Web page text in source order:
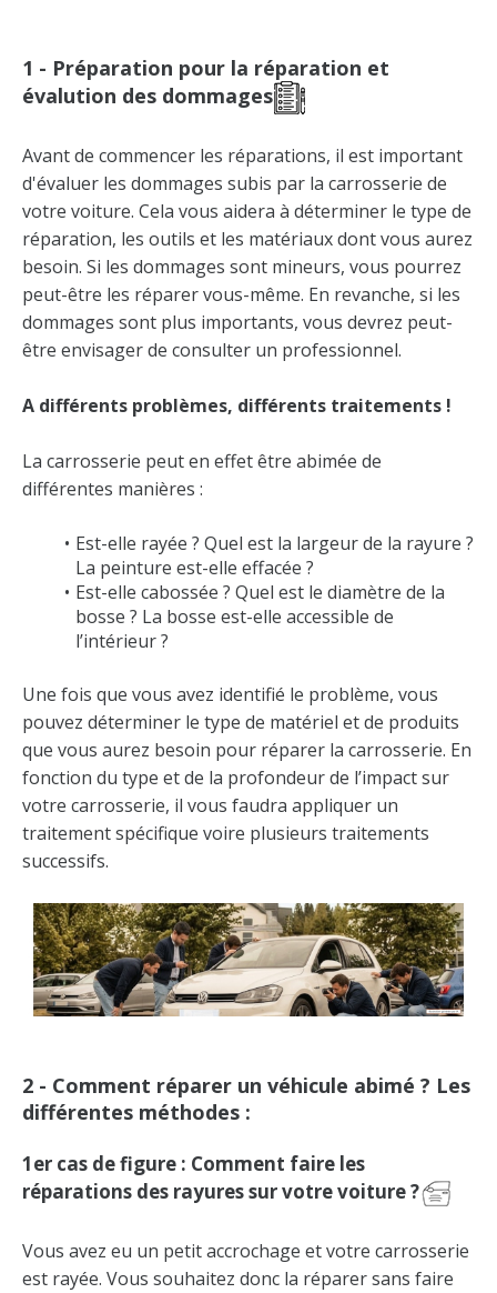
1 - Préparation pour la réparation et
évalution des dommages
Avant de commencer les réparations, il est important
d'évaluer les dommages subis par la carrosserie de
votre voiture. Cela vous aidera à déterminer le type de
réparation, les outils et les matériaux dont vous aurez
besoin. Si les dommages sont mineurs, vous pourrez
peut-être les réparer vous-même. En revanche, si les
dommages sont plus importants, vous devrez peut-
être envisager de consulter un professionnel.
A différents problèmes, différents traitements !
La carrosserie peut en effet être abimée de
différentes manières :
Est-elle rayée ? Quel est la largeur de la rayure ?
La peinture est-elle effacée ?
Est-elle cabossée ? Quel est le diamètre de la
bosse ? La bosse est-elle accessible de
l’intérieur ?
Une fois que vous avez identifié le problème, vous
pouvez déterminer le type de matériel et de produits
que vous aurez besoin pour réparer la carrosserie. En
fonction du type et de la profondeur de l’impact sur
votre carrosserie, il vous faudra appliquer un
traitement spécifique voire plusieurs traitements
successifs.
2 - Comment réparer un véhicule abimé ? Les
différentes méthodes :
1er cas de figure : Comment faire les
réparations des rayures sur votre voiture ?
Vous avez eu un petit accrochage et votre carrosserie
est rayée. Vous souhaitez donc la réparer sans faire